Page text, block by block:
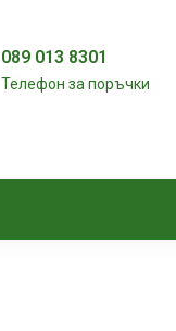
089 013 8301
Телефон за поръчки